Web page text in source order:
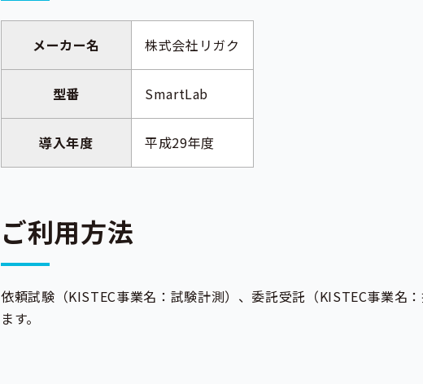
メーカー名 株式会社リガク
型番 SmartLab
導入年度 平成29年度
ご利用方法
依頼試験（KISTEC事業名：試験計測）、委託受託（KISTEC事業名
ます。